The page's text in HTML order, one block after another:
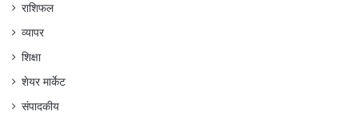
राशिफल
व्यापर
शिक्षा
शेयर मार्केट
संपादकीय